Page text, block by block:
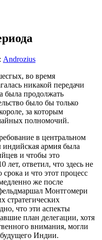
Androzius
во время
никакой передачи
была продолжать
было бы только
за которым
полномочий.
в центральном
индийская армия была
и чтобы это
лет, ответил, что здесь не
и что этот процесс
же после
Монтгомери
стратегических
что эти аспекты
план делегации, хотя
внимания, могли
будущего Индии.